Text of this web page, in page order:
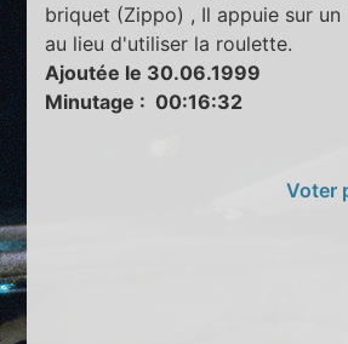
briquet (Zippo) , Il appuie sur
au lieu d'utiliser la roulette.
Ajoutée le 30.06.1999
Minutage : 00:16:32
Voter